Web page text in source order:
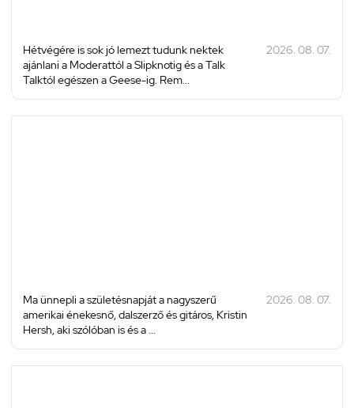
Hétvégére is sok jó lemezt tudunk nektek
ajánlani a Moderattól a Slipknotig és a Talk
Talktól egészen a Geese-ig. Rem...
2026. 08. 07.
Ma ünnepli a születésnapját a nagyszerű
amerikai énekesnő, dalszerző és gitáros, Kristin
Hersh, aki szólóban is és a ...
2026. 08. 07.